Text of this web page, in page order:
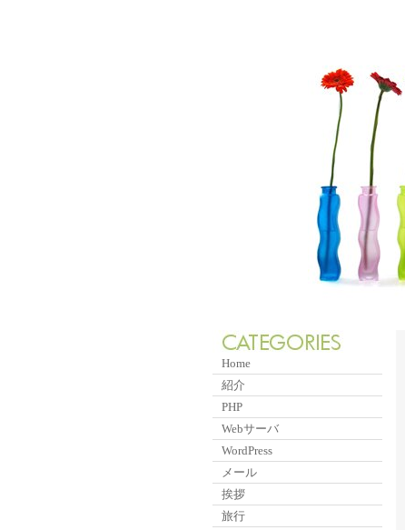
Home
紹介
PHP
Webサーバ
WordPress
メール
挨拶
旅行